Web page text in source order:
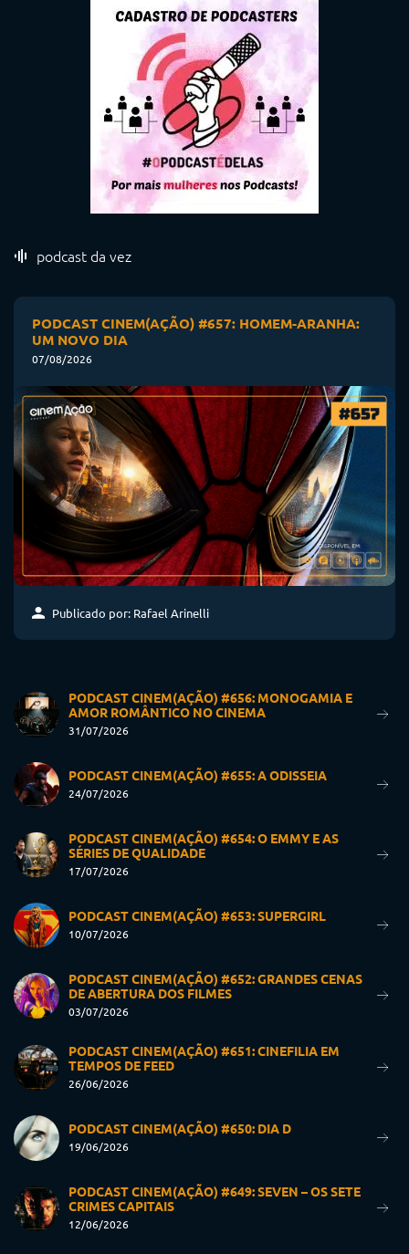
podcast da vez
PODCAST CINEM(AÇÃO) #657: HOMEM-ARANHA:
UM NOVO DIA
07/08/2026
Publicado por: Rafael Arinelli
PODCAST CINEM(AÇÃO) #656: MONOGAMIA E
AMOR ROMÂNTICO NO CINEMA
31/07/2026
PODCAST CINEM(AÇÃO) #655: A ODISSEIA
24/07/2026
PODCAST CINEM(AÇÃO) #654: O EMMY E AS
SÉRIES DE QUALIDADE
17/07/2026
PODCAST CINEM(AÇÃO) #653: SUPERGIRL
10/07/2026
PODCAST CINEM(AÇÃO) #652: GRANDES CENAS
DE ABERTURA DOS FILMES
03/07/2026
PODCAST CINEM(AÇÃO) #651: CINEFILIA EM
TEMPOS DE FEED
26/06/2026
PODCAST CINEM(AÇÃO) #650: DIA D
19/06/2026
PODCAST CINEM(AÇÃO) #649: SEVEN – OS SETE
CRIMES CAPITAIS
12/06/2026